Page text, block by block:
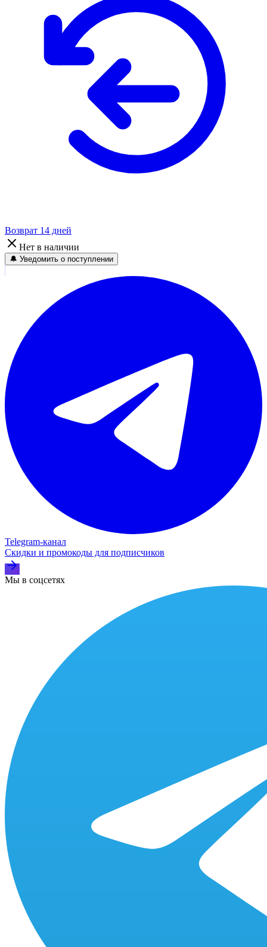
Возврат 14 дней
Нет в наличии
🔔 Уведомить о поступлении
Telegram‑канал
Скидки и промокоды для подписчиков
Мы в соцсетях